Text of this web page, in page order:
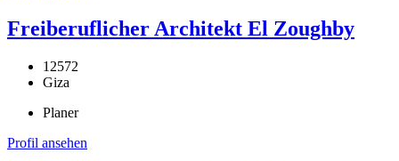
Freiberuflicher Architekt El Zoughby
12572
Giza
Planer
Profil ansehen